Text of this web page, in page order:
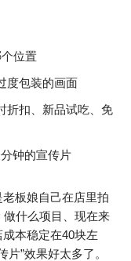
位置
度包装的画面
折扣、新品试吃、免
钟的宣传片
板娘自己在店里拍
什么项目、现在来
本稳定在40块左
”效果好太多了。